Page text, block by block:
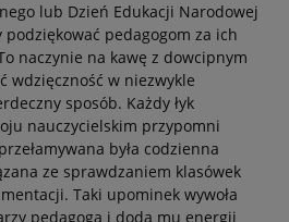
lub Dzień Edukacji Narodowej
pedagogom za ich
naczynie na kawę z dowcipnym
wdzięczność w niezwykle
sposób. Każdy łyk
nauczycielskim przypomni
była codzienna
ze sprawdzaniem klasówek
Taki upominek wywoła
pedagoga i doda mu energii